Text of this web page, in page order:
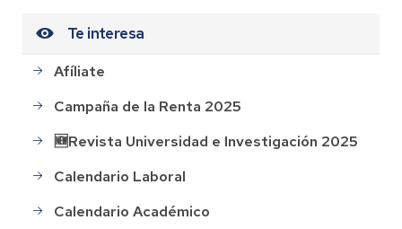
Te interesa
Afíliate
Campaña de la Renta 2025
🆕Revista Universidad e Investigación 2025
Calendario Laboral
Calendario Académico